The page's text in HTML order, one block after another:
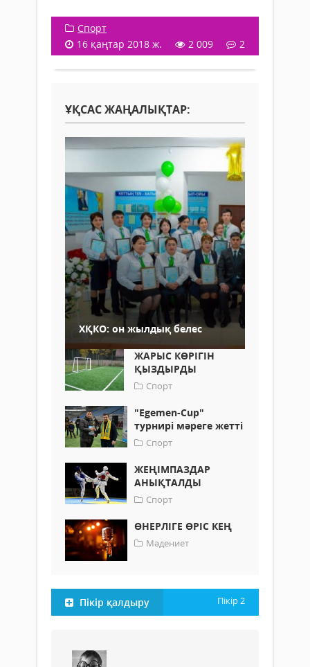
Спорт
16 қаңтар 2018 ж.
2 009 2
ҰҚСАС ЖАҢАЛЫҚТАР:
ХҚКО: он жылдық белес
ЖАРЫС КӨРІГІН
ҚЫЗДЫРДЫ
Спорт
"Egemen-Cup"
турнирі мәреге жетті
Спорт
ЖЕҢІМПАЗДАР
АНЫҚТАЛДЫ
Спорт
ӨНЕРЛІГЕ ӨРІС КЕҢ
Мәдениет
Пікір қалдыру Пікір2